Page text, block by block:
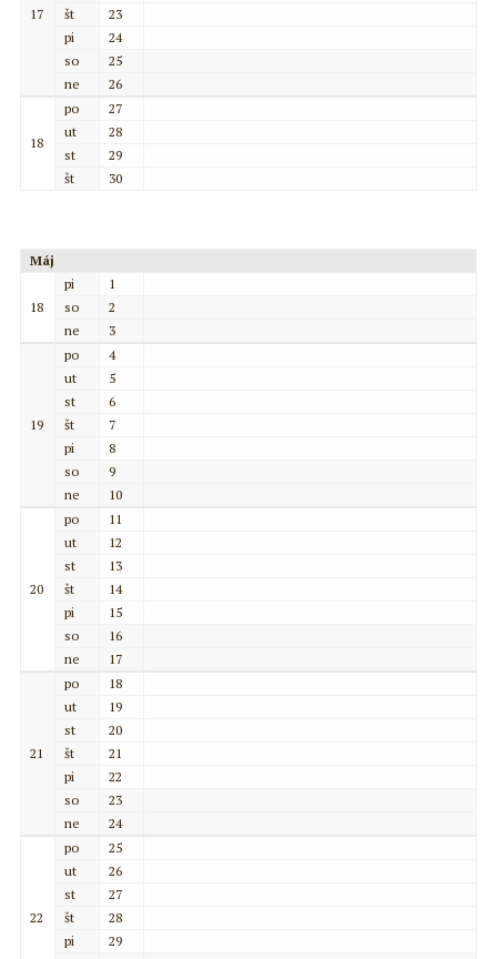
17
št
23
pi
24
so
25
ne
26
18
po
27
ut
28
st
29
št
30
Máj
18
pi
1
so
2
ne
3
19
po
4
ut
5
st
6
št
7
pi
8
so
9
ne
10
20
po
11
ut
12
st
13
št
14
pi
15
so
16
ne
17
21
po
18
ut
19
st
20
št
21
pi
22
so
23
ne
24
22
po
25
ut
26
st
27
št
28
pi
29